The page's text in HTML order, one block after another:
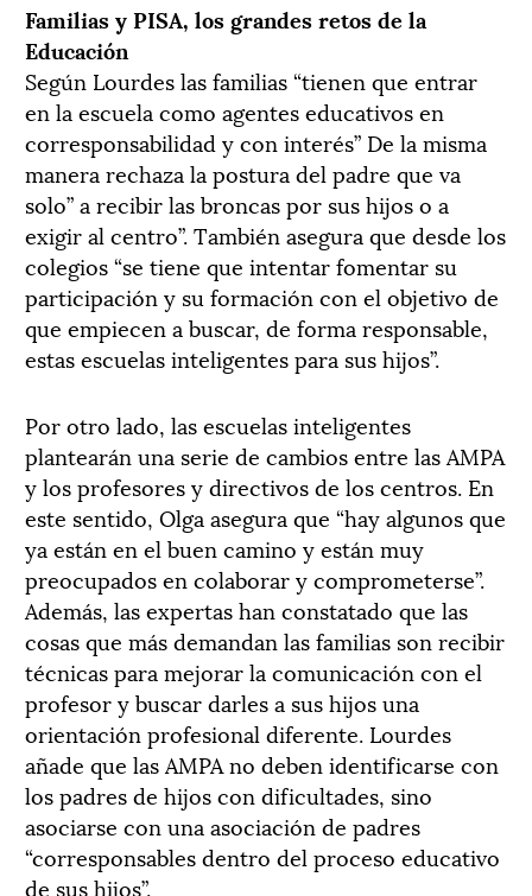
Familias y PISA, los grandes retos de la
Educación
Según Lourdes las familias “tienen que entrar
en la escuela como agentes educativos en
corresponsabilidad y con interés” De la misma
manera rechaza la postura del padre que va
solo” a recibir las broncas por sus hijos o a
exigir al centro”. También asegura que desde los
colegios “se tiene que intentar fomentar su
participación y su formación con el objetivo de
que empiecen a buscar, de forma responsable,
estas escuelas inteligentes para sus hijos”.
Por otro lado, las escuelas inteligentes
plantearán una serie de cambios entre las AMPA
y los profesores y directivos de los centros. En
este sentido, Olga asegura que “hay algunos que
ya están en el buen camino y están muy
preocupados en colaborar y comprometerse”.
Además, las expertas han constatado que las
cosas que más demandan las familias son recibir
técnicas para mejorar la comunicación con el
profesor y buscar darles a sus hijos una
orientación profesional diferente. Lourdes
añade que las AMPA no deben identificarse con
los padres de hijos con dificultades, sino
asociarse con una asociación de padres
“corresponsables dentro del proceso educativo
de sus hijos”.